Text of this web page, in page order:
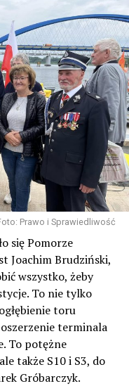
Prawo i Sprawiedliwość
się Pomorze
Joachim Brudziński,
wszystko, żeby
To nie tylko
toru
terminala
To potężne
także S10 i S3, do
Gróbarczyk.